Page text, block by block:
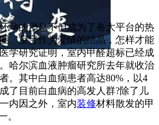
孕的消息不但成为了各大平台的热
。宝宝作为爱情的结晶，怎样才能
学研究证明，室内甲醛超标已经成
哈尔滨血液肿瘤研究所去年就收治
。其中白血病患者高达80%，以4
了目前白血病的高发人群?除了儿
内因之外，室内装修材料散发的甲
。